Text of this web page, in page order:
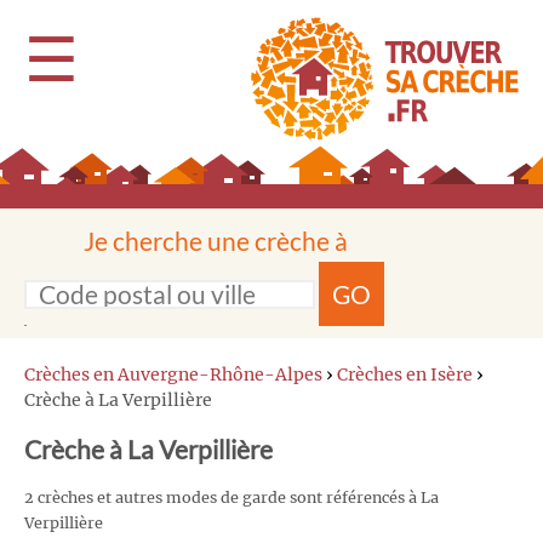
☰
Je cherche une crèche à
GO
Crèches en Auvergne-Rhône-Alpes › Crèches en Isère ›
Crèche à La Verpillière
Crèche à La Verpillière
2 crèches et autres modes de garde sont référencés à La
Verpillière